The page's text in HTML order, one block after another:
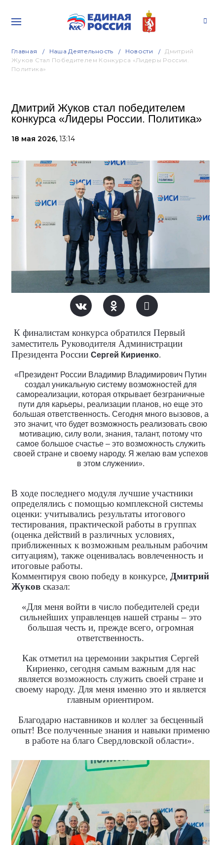
Главная Наша Деятельность Новости
Дмитрий
Жуков Стал Победителем Конкурса «Лидеры России.
Политика»
Дмитрий Жуков стал победителем
конкурса «Лидеры России. Политика»
18 мая 2026, 13:14
К финалистам конкурса обратился Первый
заместитель Руководителя Администрации
Президента России Сергей Кириенко.
«Президент России Владимир Владимирович Путин
создал уникальную систему возможностей для
самореализации, которая открывает безграничные
пути для карьеры, реализации планов, но еще это
большая ответственность. Сегодня много вызовов, а
это значит, что будет возможность реализовать свою
мотивацию, силу воли, знания, талант, потому что
самое большое счастье – это возможность служить
своей стране и своему народу. Я желаю вам успехов
в этом служении».
В ходе последнего модуля лучшие участники
определялись с помощью комплексной системы
оценки: учитывались результаты итогового
тестирования, практической работы в группах
(оценка действий в различных условиях,
приближенных к возможным реальным рабочим
ситуациям), также оценивалась вовлеченность и
итоговые работы.
Комментируя свою победу в конкурсе, Дмитрий
Жуков сказал:
«Для меня войти в число победителей среди
сильнейших управленцев нашей страны – это
большая честь и, прежде всего, огромная
ответственность.
Как отметил на церемонии закрытия Сергей
Кириенко, сегодня самым важным для нас
является возможность служить своей стране и
своему народу. Для меня именно это и является
главным ориентиром.
Благодарю наставников и коллег за бесценный
опыт! Все полученные знания и навыки применю
в работе на благо Свердловской области».